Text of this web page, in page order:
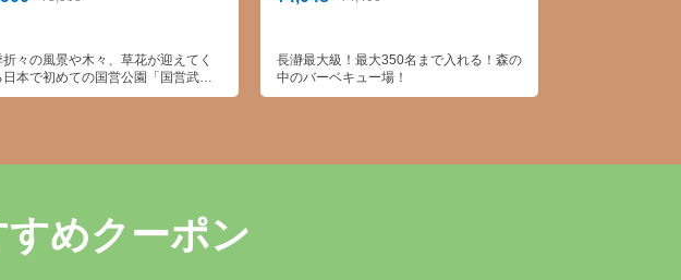
折々の風景や木々、草花が迎えてく
日本で初めての国営公園「国営武蔵
森林公園」は首都圏のオアシス！
長瀞最大級！最大350名まで入れる！森の
中のバーベキュー場！
めクーポン